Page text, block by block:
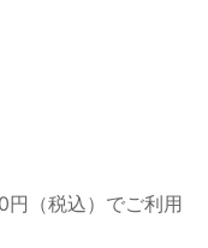
（税込）でご利用